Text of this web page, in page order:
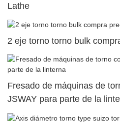
Lathe
2 eje torno torno bulk
Fresado de máquinas de
JSWAY para parte de la